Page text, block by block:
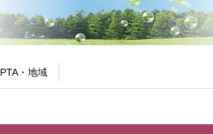
PTA・地域